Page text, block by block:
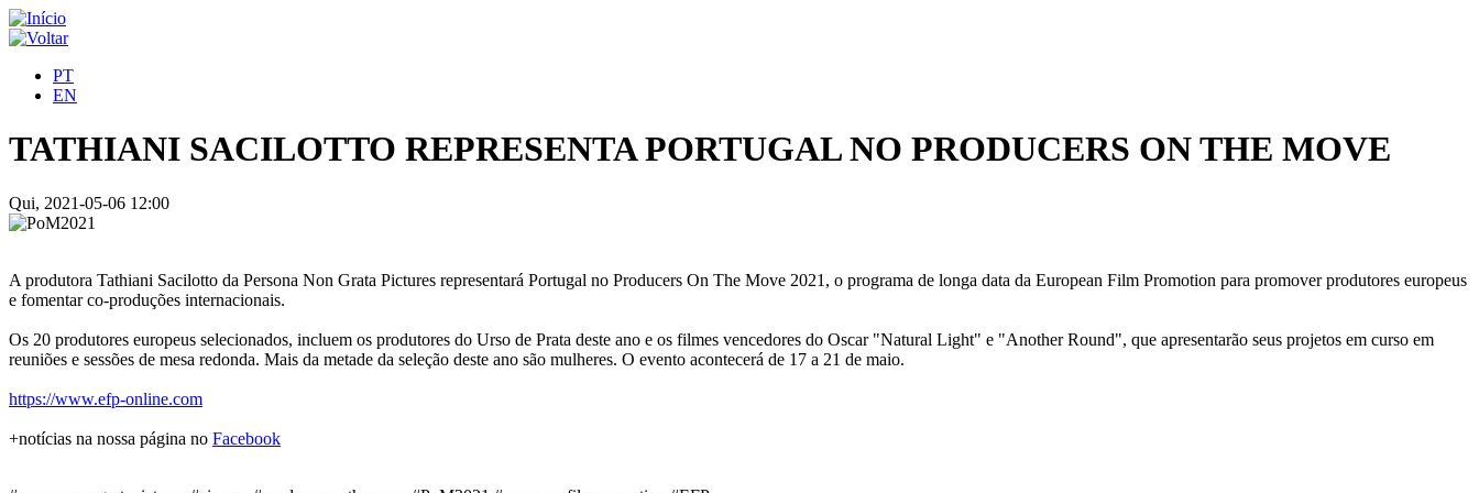
PT
EN
TATHIANI SACILOTTO REPRESENTA PORTUGAL NO PRODUCERS ON THE MOVE
Qui, 2021-05-06 12:00
A produtora Tathiani Sacilotto da Persona Non Grata Pictures representará Portugal no Producers On The Move 2021, o programa de longa data da European Film Promotion para promover produtores europeus
e fomentar co-produções internacionais.
Os 20 produtores europeus selecionados, incluem os produtores do Urso de Prata deste ano e os filmes vencedores do Oscar "Natural Light" e "Another Round", que apresentarão seus projetos em curso em
reuniões e sessões de mesa redonda. Mais da metade da seleção deste ano são mulheres. O evento acontecerá de 17 a 21 de maio.
https://www.efp-online.com
+notícias na nossa página no Facebook